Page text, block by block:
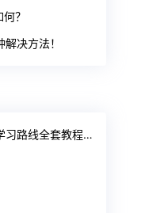
？
决方法！
基础+进阶+项目+面试）